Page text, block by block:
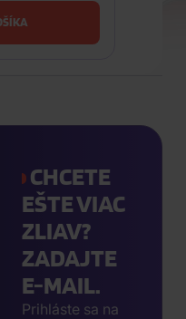
CHCETE
EŠTE VIAC
ZLIAV?
ZADAJTE
E-MAIL.
Prihláste sa na